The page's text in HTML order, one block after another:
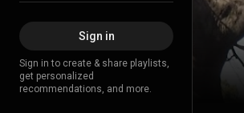
Sign in
Sign in to create & share playlists,
get personalized
recommendations, and more.